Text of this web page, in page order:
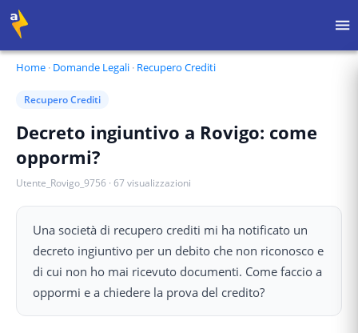
Home · Domande Legali · Recupero Crediti
Recupero Crediti
Decreto ingiuntivo a Rovigo: come
oppormi?
Utente_Rovigo_9756 · 67visualizzazioni
Una società di recupero crediti mi ha notificato un
decreto ingiuntivo per un debito che non riconosco e
di cui non ho mai ricevuto documenti. Come faccio a
oppormi e a chiedere la prova del credito?